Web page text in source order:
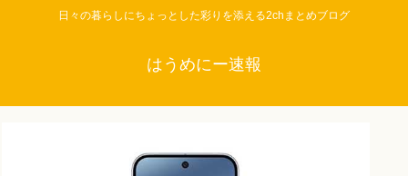
日々の暮らしにちょっとした彩りを添える2chまとめブログ
はうめにー速報